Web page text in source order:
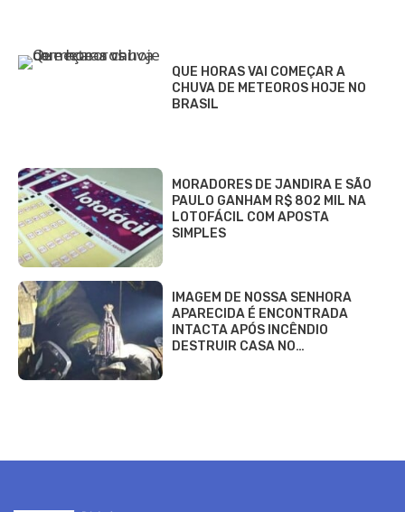
QUE HORAS VAI COMEÇAR A
CHUVA DE METEOROS HOJE NO
BRASIL
MORADORES DE JANDIRA E SÃO
PAULO GANHAM R$ 802 MIL NA
LOTOFÁCIL COM APOSTA
SIMPLES
IMAGEM DE NOSSA SENHORA
APARECIDA É ENCONTRADA
INTACTA APÓS INCÊNDIO
DESTRUIR CASA NO…